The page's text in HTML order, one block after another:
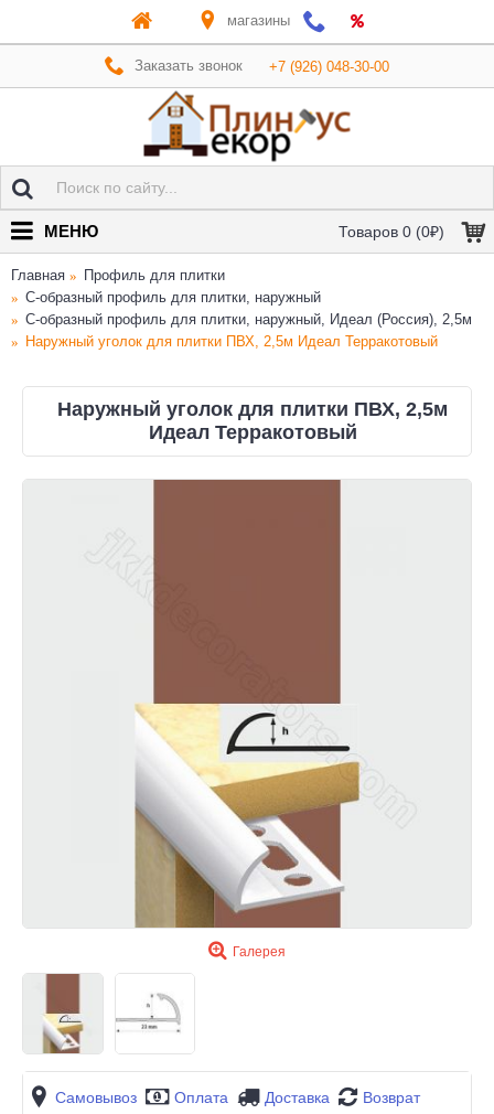
магазины
Заказать звонок +7 (926) 048-30-00
Товаров 0 (0₽)
МЕНЮ
Главная
Профиль для плитки
C-образный профиль для плитки, наружный
C-образный профиль для плитки, наружный, Идеал (Россия), 2,5м
Наружный уголок для плитки ПВХ, 2,5м Идеал Терракотовый
Наружный уголок для плитки ПВХ, 2,5м
Идеал Терракотовый
Галерея
Самовывоз Оплата Доставка
Возврат